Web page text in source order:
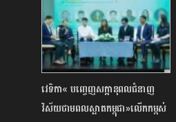
វេទិកា« បញ្ចេញសក្តានុពលជំនាញ
វិស័យថាមពលស្អាតកម្ពុជា»លើកកម្ពស់